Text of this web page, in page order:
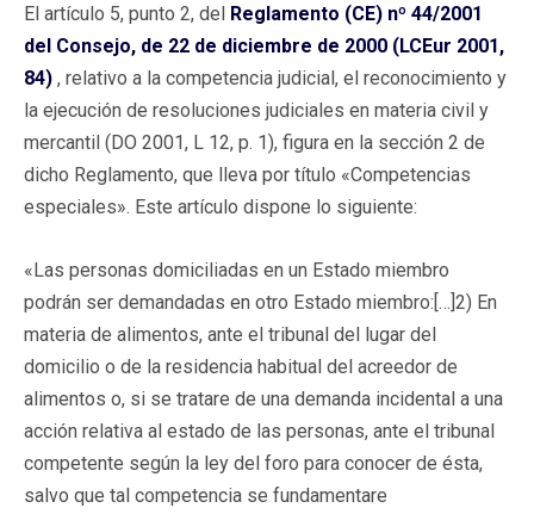
El artículo 5, punto 2, del Reglamento (CE) nº 44/2001
del Consejo, de 22 de diciembre de 2000 (LCEur 2001,
84) , relativo a la competencia judicial, el reconocimiento y
la ejecución de resoluciones judiciales en materia civil y
mercantil (DO 2001, L 12, p. 1), figura en la sección 2 de
dicho Reglamento, que lleva por título «Competencias
especiales». Este artículo dispone lo siguiente:
«Las personas domiciliadas en un Estado miembro
podrán ser demandadas en otro Estado miembro:[…]2) En
materia de alimentos, ante el tribunal del lugar del
domicilio o de la residencia habitual del acreedor de
alimentos o, si se tratare de una demanda incidental a una
acción relativa al estado de las personas, ante el tribunal
competente según la ley del foro para conocer de ésta,
salvo que tal competencia se fundamentare